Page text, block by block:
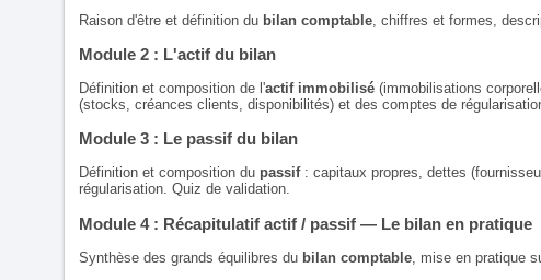
Raison d'être et définition du bilan comptable , chiffres et formes,
Module 2 : L'actif du bilan
Définition et composition de l'actif immobilisé (immobilisations
(stocks, créances clients, disponibilités) et des comptes de
Module 3 : Le passif du bilan
Définition et composition du passif: capitaux propres, dettes
régularisation. Quiz de validation.
Module 4 : Récapitulatif actif / passif — Le bilan en pratique
Synthèse des grands équilibres du bilan comptable , mise en pratique